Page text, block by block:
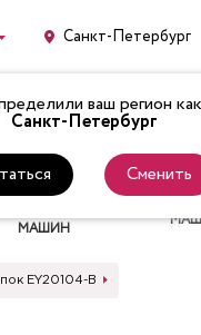
Санкт-Петербург
ваш регион
Санкт-Петербург
Сменить
ВХОД
ЛАПКИ
ДЛЯ
МАШИН
EY20104-B